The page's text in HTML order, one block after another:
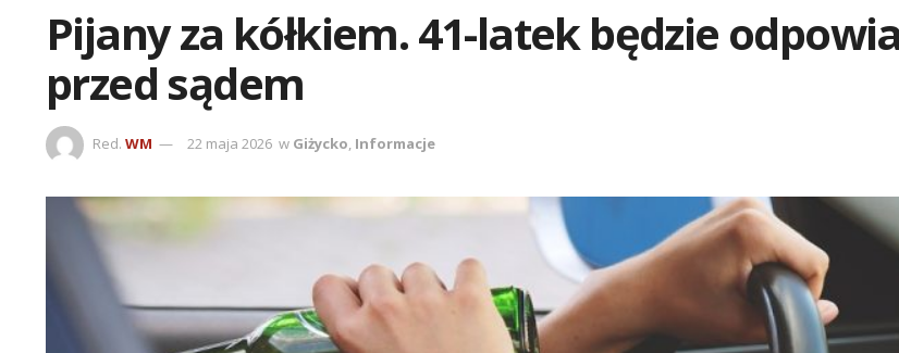
Pijany za kółkiem. 41-latek będzie
przed sądem
Red. WM 22 maja 2026 w Giżycko, Informacje